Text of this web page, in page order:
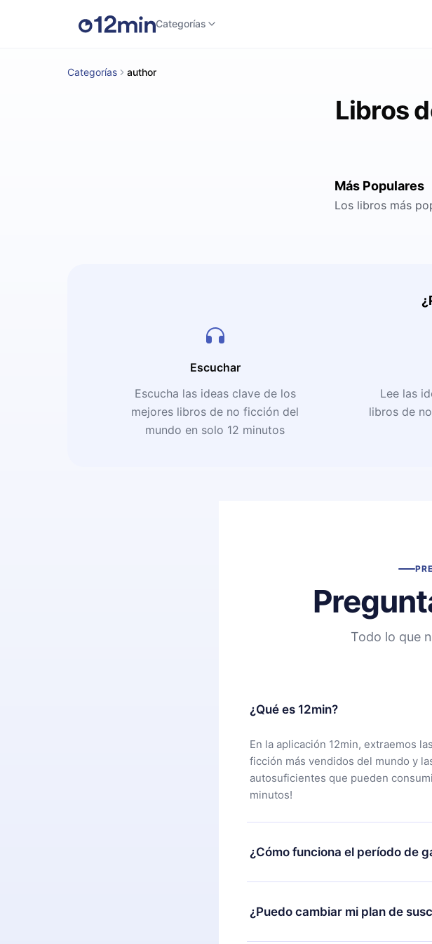
Categorías
Categorías author
Libros
Más Populares
Los libros más
Escuchar
Escucha las ideas clave de los
mejores libros de no ficción del
mundo en solo 12 minutos
Lee las
libros de
Todo lo que
¿Qué es 12min?
En la aplicación 12min, extraemos
ficción más vendidos del mundo y
autosuficientes que pueden
minutos!
¿Cómo funciona el período de
Puedes descargar nuestra
alguna razón no estás satisfecho
nuestro equipo de soporte (
¿Puedo cambiar mi plan de